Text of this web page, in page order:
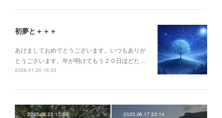
初夢と＋＋＋
あけましておめでとうございます。いつもありが
とうございます。年が明けてもう２０日ほどた…
2026.01.20 16:33
2025.08.25 17:59 2025.06.17 23:14